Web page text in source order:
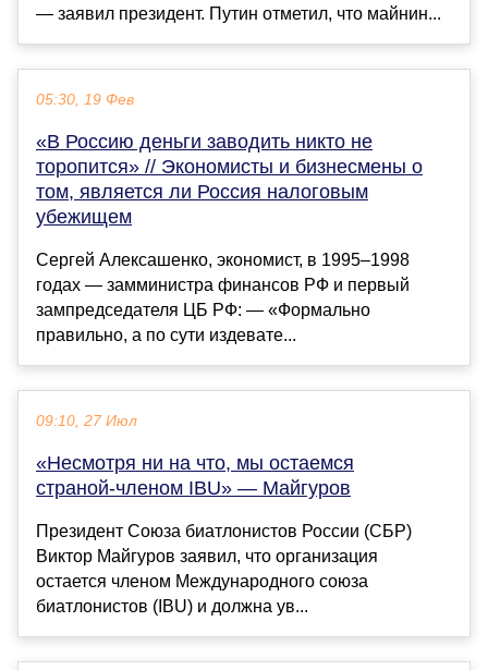
— заявил президент. Путин отметил, что майнин...
05:30, 19 Фев
«В Россию деньги заводить никто не
торопится» // Экономисты и бизнесмены о
том, является ли Россия налоговым
убежищем
Сергей Алексашенко, экономист, в 1995–1998
годах — замминистра финансов РФ и первый
зампредседателя ЦБ РФ: — «Формально
правильно, а по сути издевате...
09:10, 27 Июл
«Несмотря ни на что, мы остаемся
страной‑членом IBU» — Майгуров
Президент Союза биатлонистов России (СБР)
Виктор Майгуров заявил, что организация
остается членом Международного союза
биатлонистов (IBU) и должна ув...